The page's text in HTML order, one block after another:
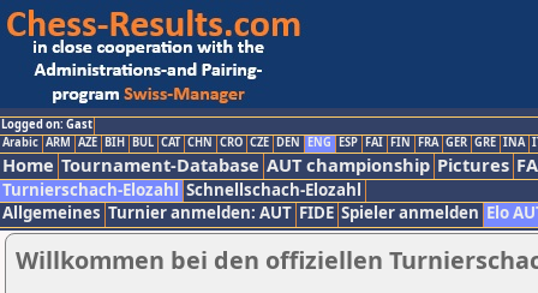
Logged on: Gast
Arabic ARM AZE BIH BUL CAT CHN CRO CZE DEN ENG ESP FAI FIN FRA GER GRE INA
Home Tournament-Database AUT championship Pictures
Turnierschach-Elozahl Schnellschach-Elozahl
Allgemeines Turnier anmelden: AUT FIDE Spieler anmelden Elo
Willkommen bei den offiziellen